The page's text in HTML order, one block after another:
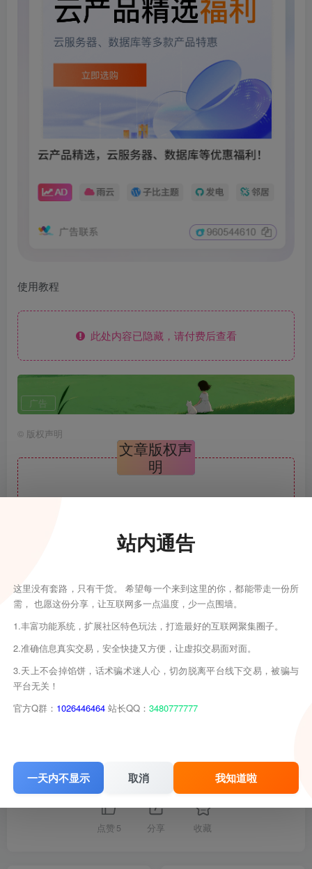
使用教程
此处内容已隐藏，请付费后查看
广告
© 版权声明
文章版权声
明
本网站的文章部分内容可能来源于网络，仅供大家学习与参
其真实性负责。
本站一律禁止以任何方式发布或转载任何违法的相关信息，访
客发现请向站长举报
6 本站资源大多存储在云盘，如发现链接失效，请联系我们我们
会第一时间更新。
喜欢就支持一下吧
点赞 5 分享 收藏
站内通告
这里没有套路，只有干货。 希望每一个来到这里的你，都能带走一份所
需， 也愿这份分享，让互联网多一点温度，少一点围墙。
1.丰富功能系统，扩展社区特色玩法，打造最好的互联网聚集圈子。
2.准确信息真实交易，安全快捷又方便，让虚拟交易面对面。
3.天上不会掉馅饼，话术骗术迷人心，切勿脱离平台线下交易，被骗与
平台无关！
官方Q群： 1026446464 站长QQ： 3480777777
一天内不显示 取消 我知道啦